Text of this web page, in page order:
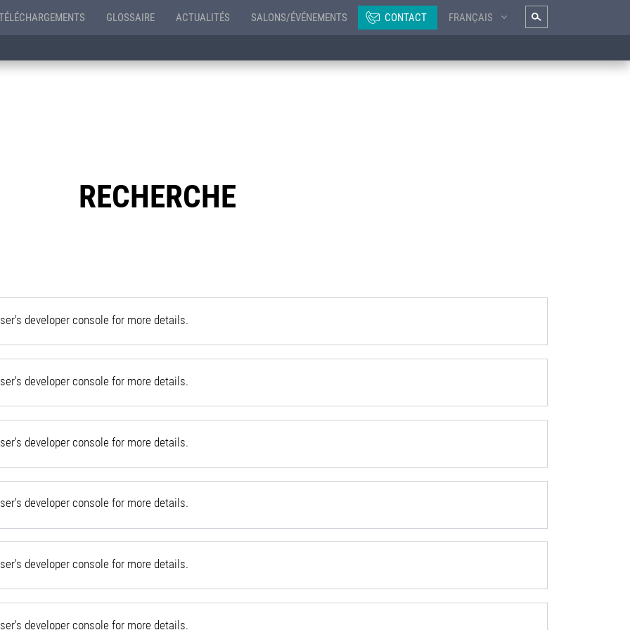
GLOSSAIRE ACTUALITÉS SALONS/ÉVÉNEMENTS CONTACT FRANÇAIS
RECHERCHE
developer console for more details.
developer console for more details.
developer console for more details.
developer console for more details.
developer console for more details.
developer console for more details.